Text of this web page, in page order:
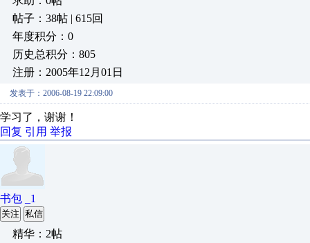
帖子：38帖 | 615回
年度积分：0
历史总积分：805
注册：2005年12月01日
发表于：2006-08-19 22:09:00
学习了，谢谢！
回复 引用 举报
书包 _1
关注 私信
精华：2帖